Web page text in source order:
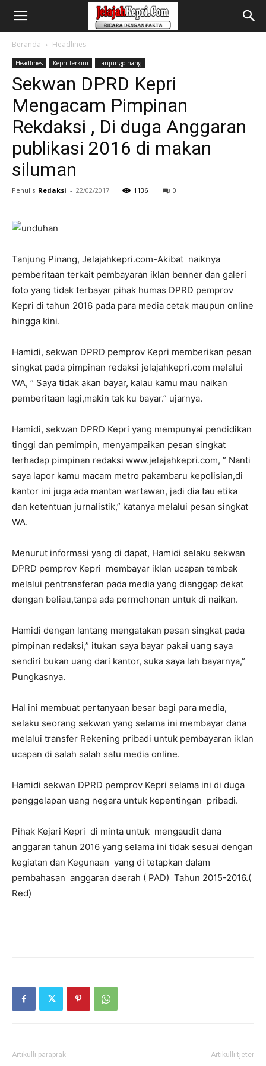
Beranda Headlines
Headlines Kepri Terkini Tanjungpinang
Sekwan DPRD Kepri
Mengacam Pimpinan
Rekdaksi , Di duga Anggaran
publikasi 2016 di makan
siluman
Penulis Redaksi - 22/02/2017 1136 0
Tanjung Pinang, Jelajahkepri.com-Akibat naiknya
pemberitaan terkait pembayaran iklan benner dan galeri
foto yang tidak terbayar pihak humas DPRD pemprov
Kepri di tahun 2016 pada para media cetak maupun online
hingga kini.
Hamidi, sekwan DPRD pemprov Kepri memberikan pesan
singkat pada pimpinan redaksi jelajahkepri.com melalui
WA, ” Saya tidak akan bayar, kalau kamu mau naikan
pemberitaan lagi,makin tak ku bayar.” ujarnya.
Hamidi, sekwan DPRD Kepri yang mempunyai pendidikan
tinggi dan pemimpin, menyampaikan pesan singkat
terhadap pimpinan redaksi www.jelajahkepri.com, ” Nanti
saya lapor kamu macam metro pakambaru kepolisian,di
kantor ini juga ada mantan wartawan, jadi dia tau etika
dan ketentuan jurnalistik,” katanya melalui pesan singkat
WA.
Menurut informasi yang di dapat, Hamidi selaku sekwan
DPRD pemprov Kepri membayar iklan ucapan tembak
melalui pentransferan pada media yang dianggap dekat
dengan beliau,tanpa ada permohonan untuk di naikan.
Hamidi dengan lantang mengatakan pesan singkat pada
pimpinan redaksi,” itukan saya bayar pakai uang saya
sendiri bukan uang dari kantor, suka saya lah bayarnya,”
Pungkasnya.
Hal ini membuat pertanyaan besar bagi para media,
selaku seorang sekwan yang selama ini membayar dana
melalui transfer Rekening pribadi untuk pembayaran iklan
ucapan di salah salah satu media online.
Hamidi sekwan DPRD pemprov Kepri selama ini di duga
penggelapan uang negara untuk kepentingan pribadi.
Pihak Kejari Kepri di minta untuk mengaudit dana
anggaran tahun 2016 yang selama ini tidak sesuai dengan
kegiatan dan Kegunaan yang di tetapkan dalam
pembahasan anggaran daerah ( PAD) Tahun 2015-2016.(
Red)
Artikulli paraprak Artikulli tjetër